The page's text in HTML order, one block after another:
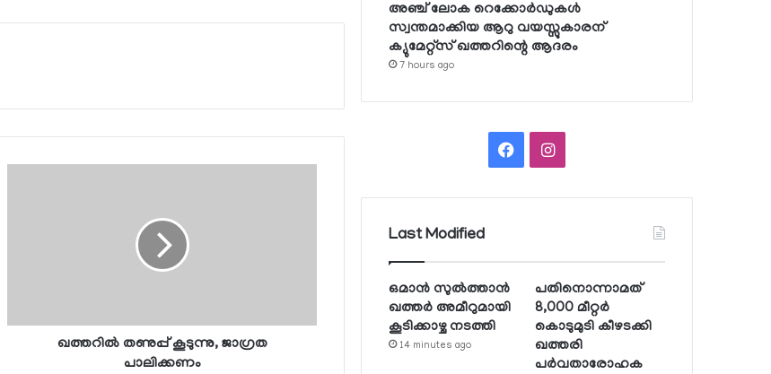
ഖത്തറില്‍ തണുപ്പ് കൂടുന്നു, ജാഗ്രത
പാലിക്കണം
അഞ്ച് ലോക റെക്കോര്‍ഡുകള്‍
സ്വന്തമാക്കിയ ആറു വയസ്സുകാരന്
ക്യുമേറ്റ്‌സ് ഖത്തറിന്റെ ആദരം
7 hours ago
FacebookInstagram
Last Modified
ഒമാന്‍ സുല്‍ത്താന്‍
ഖത്തര്‍ അമീറുമായി
കൂടിക്കാഴ്ച നടത്തി
14 minutes ago
പതിനൊന്നാമത്
8,000 മീറ്റര്‍
കൊടുമുടി കീഴടക്കി
ഖത്തരി
പര്‍വതാരോഹക